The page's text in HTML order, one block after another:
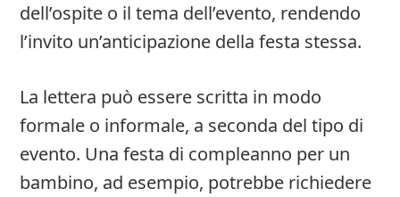
dell’ospite o il tema dell’evento, rendendo
l’invito un’anticipazione della festa stessa.
La lettera può essere scritta in modo
formale o informale, a seconda del tipo di
evento. Una festa di compleanno per un
bambino, ad esempio, potrebbe richiedere